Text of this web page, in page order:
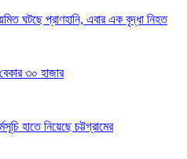
ঘটছে প্রাণহানি, এবার এক বৃদ্ধা নিহত
৩০ হাজার
হাতে নিয়েছে চট্টগ্রামের